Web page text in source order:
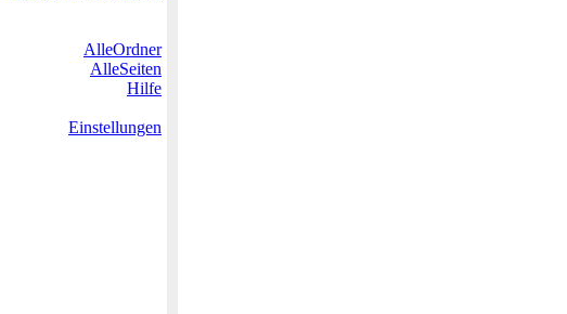
AlleOrdner
AlleSeiten
Hilfe
Einstellungen